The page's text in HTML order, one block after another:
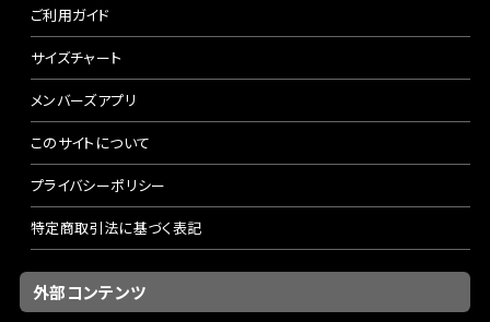
ご利用ガイド
サイズチャート
メンバーズアプリ
このサイトについて
プライバシーポリシー
特定商取引法に基づく表記
外部コンテンツ